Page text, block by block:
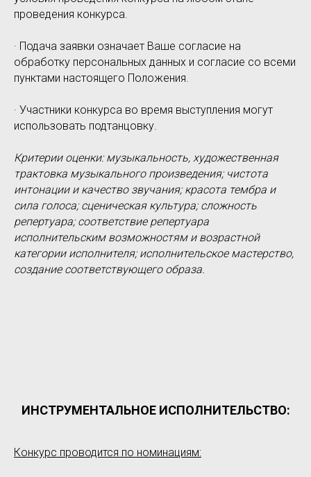
проведения конкурса.
· Подача заявки означает Ваше согласие на
обработку персональных данных и согласие со всеми
пунктами настоящего Положения.
· Участники конкурса во время выступления могут
использовать подтанцовку.
Критерии оценки: музыкальность, художественная
трактовка музыкального произведения; чистота
интонации и качество звучания; красота тембра и
сила голоса; сценическая культура; сложность
репертуара; соответствие репертуара
исполнительским возможностям и возрастной
категории исполнителя; исполнительское мастерство,
создание соответствующего образа.
ИНСТРУМЕНТАЛЬНОЕ ИСПОЛНИТЕЛЬСТВО:
Конкурс проводится по номинациям: